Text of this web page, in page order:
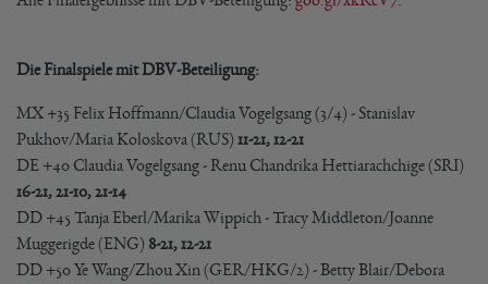
Die Finalspiele mit DBV-Beteiligung:
MX +35 Felix Hoffmann/Claudia Vogelgsang (3/4) - Stanislav
Pukhov/Maria Koloskova (RUS) 11-21, 12-21
DE +40 Claudia Vogelgsang - Renu Chandrika Hettiarachchige (SRI)
16-21, 21-10, 21-14
DD +45 Tanja Eberl/Marika Wippich - Tracy Middleton/Joanne
Muggerigde (ENG) 8-21, 12-21
DD +50 Ye Wang/Zhou Xin (GER/HKG/2) - Betty Blair/Debora